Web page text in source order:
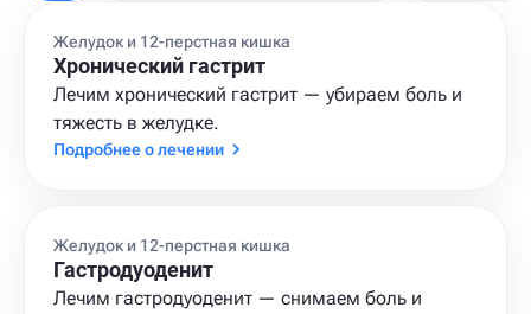
Желудок и 12-перстная кишка
Хронический гастрит
Лечим хронический гастрит — убираем боль и
тяжесть в желудке.
Подробнее о лечении
Желудок и 12-перстная кишка
Гастродуоденит
Лечим гастродуоденит — снимаем боль и